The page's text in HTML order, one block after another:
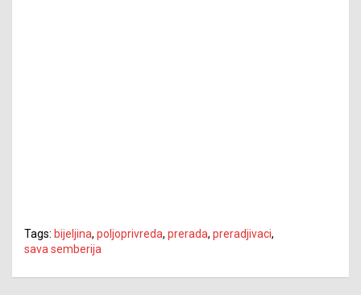
Tags: bijeljina, poljoprivreda, prerada, preradjivaci,
sava semberija